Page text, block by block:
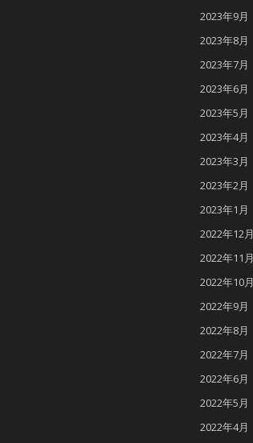
2023年9月
2023年8月
2023年7月
2023年6月
2023年5月
2023年4月
2023年3月
2023年2月
2023年1月
2022年12月
2022年11月
2022年10月
2022年9月
2022年8月
2022年7月
2022年6月
2022年5月
2022年4月